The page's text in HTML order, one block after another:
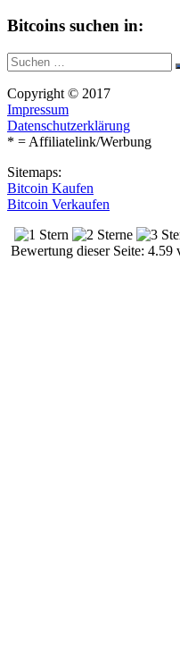
Bitcoins suchen in:
Suche
nach:
Copyright © 2017
Impressum
Datenschutzerklärung
* = Affiliatelink/Werbung
Sitemaps:
Bitcoin Kaufen
Bitcoin Verkaufen
Bewertung dieser Seite: